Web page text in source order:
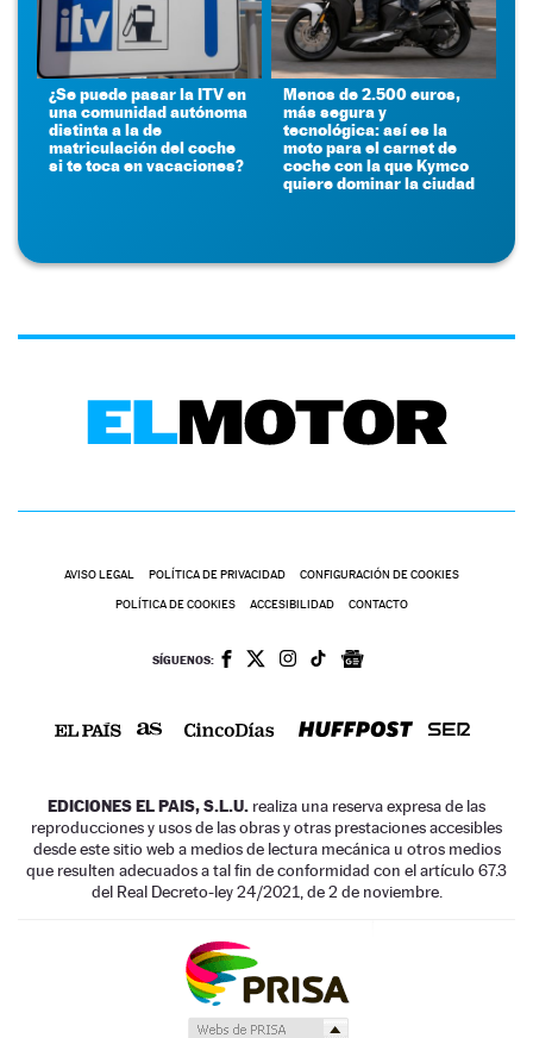
¿Se puede pasar la ITV en
una comunidad autónoma
distinta a la de
matriculación del coche
si te toca en vacaciones?
Menos de 2.500 euros,
más segura y
tecnológica: así es la
moto para el carnet de
coche con la que Kymco
quiere dominar la ciudad
AVISO LEGAL POLÍTICA DE PRIVACIDAD CONFIGURACIÓN DE COOKIES
POLÍTICA DE COOKIES ACCESIBILIDAD CONTACTO
SÍGUENOS:
EDICIONES EL PAIS, S.L.U. realiza una reserva expresa de las
reproducciones y usos de las obras y otras prestaciones accesibles
desde este sitio web a medios de lectura mecánica u otros medios
que resulten adecuados a tal fin de conformidad con el artículo 67.3
del Real Decreto-ley 24/2021, de 2 de noviembre.